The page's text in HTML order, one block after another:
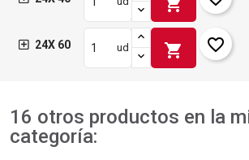
24X 60 ud shopping_cart favorite_border
16 otros productos en la
categoría: